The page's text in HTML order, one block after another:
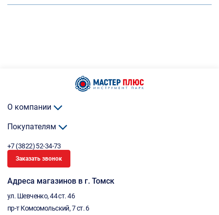
О компании
Покупателям
+7 (3822) 52-34-73
Заказать звонок
Адреса магазинов в г. Томск
ул. Шевченко, 44 ст. 46
пр-т Комсомольский, 7 ст. 6